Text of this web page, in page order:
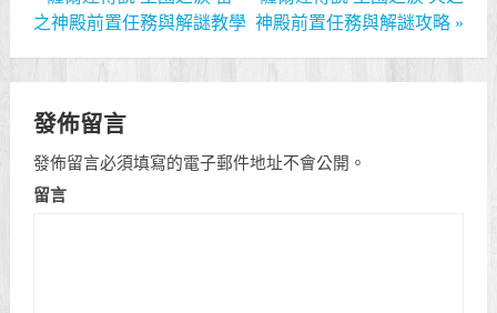
之神殿前置任務與解謎教學 神殿前置任務與解謎攻略 »
發佈留言
發佈留言必須填寫的電子郵件地址不會公開。
留言